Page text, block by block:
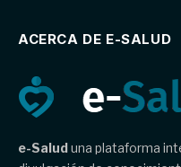
ACERCA DE E-SALUD
e-Saluduna plataforma